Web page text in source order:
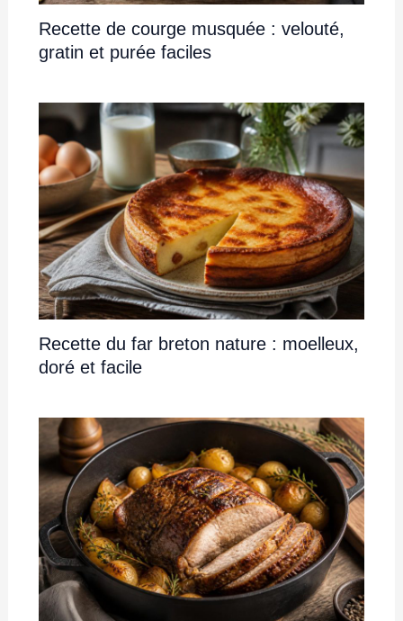
Recette de courge musquée : velouté,
gratin et purée faciles
Recette du far breton nature : moelleux,
doré et facile